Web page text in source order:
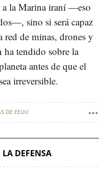
a la Marina iraní —eso
sino si será capaz
red de minas, drones y
ha tendido sobre la
antes de que el
irreversible.
DE EEUU
DEFENSA